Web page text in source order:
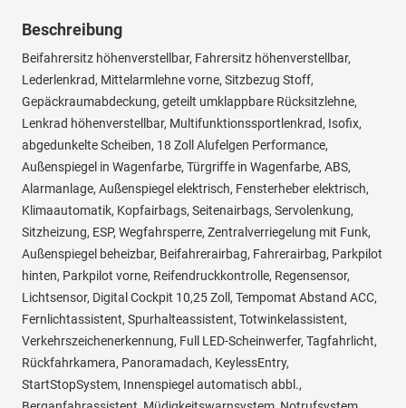
Beschreibung
Beifahrersitz höhenverstellbar, Fahrersitz höhenverstellbar,
Lederlenkrad, Mittelarmlehne vorne, Sitzbezug Stoff,
Gepäckraumabdeckung, geteilt umklappbare Rücksitzlehne,
Lenkrad höhenverstellbar, Multifunktionssportlenkrad, Isofix,
abgedunkelte Scheiben, 18 Zoll Alufelgen Performance,
Außenspiegel in Wagenfarbe, Türgriffe in Wagenfarbe, ABS,
Alarmanlage, Außenspiegel elektrisch, Fensterheber elektrisch,
Klimaautomatik, Kopfairbags, Seitenairbags, Servolenkung,
Sitzheizung, ESP, Wegfahrsperre, Zentralverriegelung mit Funk,
Außenspiegel beheizbar, Beifahrerairbag, Fahrerairbag, Parkpilot
hinten, Parkpilot vorne, Reifendruckkontrolle, Regensensor,
Lichtsensor, Digital Cockpit 10,25 Zoll, Tempomat Abstand ACC,
Fernlichtassistent, Spurhalteassistent, Totwinkelassistent,
Verkehrszeichenerkennung, Full LED-Scheinwerfer, Tagfahrlicht,
Rückfahrkamera, Panoramadach, KeylessEntry,
StartStopSystem, Innenspiegel automatisch abbl.,